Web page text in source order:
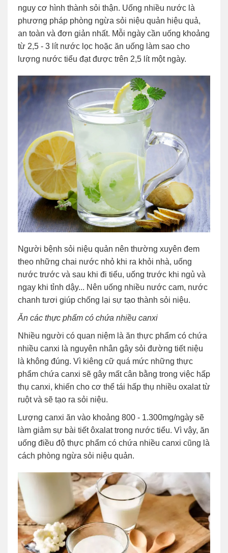
nguy cơ hình thành sỏi thận. Uống nhiều nước là
phương pháp phòng ngừa sỏi niệu quản hiệu quả,
an toàn và đơn giản nhất. Mỗi ngày cần uống khoảng
từ 2,5 - 3 lít nước lọc hoặc ăn uống làm sao cho
lượng nước tiểu đạt được trên 2,5 lít một ngày.
Người bệnh sỏi niệu quản nên thường xuyên đem
theo những chai nước nhỏ khi ra khỏi nhà, uống
nước trước và sau khi đi tiểu, uống trước khi ngủ và
ngay khi tỉnh dậy... Nên uống nhiều nước cam, nước
chanh tươi giúp chống lại sự tạo thành sỏi niệu.
Ăn các thực phẩm có chứa nhiều canxi
Nhiều người có quan niệm là ăn thực phẩm có chứa
nhiều canxi là nguyên nhân gây sỏi đường tiết niệu
là không đúng. Vì kiêng cữ quá mức những thực
phẩm chứa canxi sẽ gây mất cân bằng trong việc hấp
thụ canxi, khiến cho cơ thể tái hấp thụ nhiều oxalat từ
ruột và sẽ tạo ra sỏi niệu.
Lượng canxi ăn vào khoảng 800 - 1.300mg/ngày sẽ
làm giảm sự bài tiết ôxalat trong nước tiểu. Vì vậy, ăn
uống điều độ thực phẩm có chứa nhiều canxi cũng là
cách phòng ngừa sỏi niệu quản.